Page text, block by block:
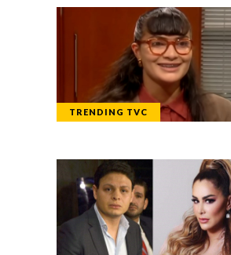
TRENDING TVC